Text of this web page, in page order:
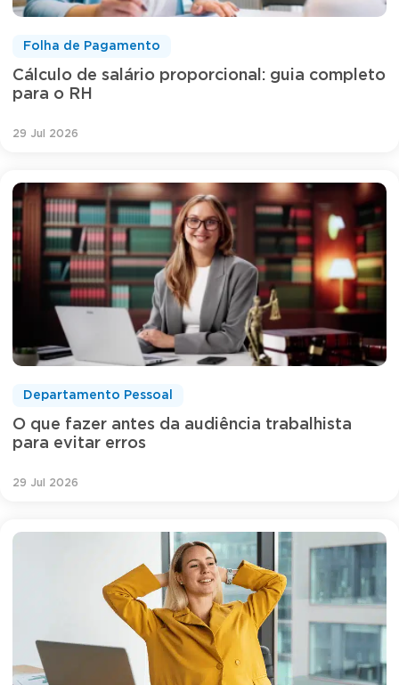
Cálculo de salário proporcional: guia completo
para o RH
Folha de Pagamento
29 Jul 2026
O que fazer antes da audiência trabalhista
para evitar erros
Departamento Pessoal
29 Jul 2026